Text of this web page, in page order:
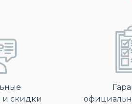
скидки